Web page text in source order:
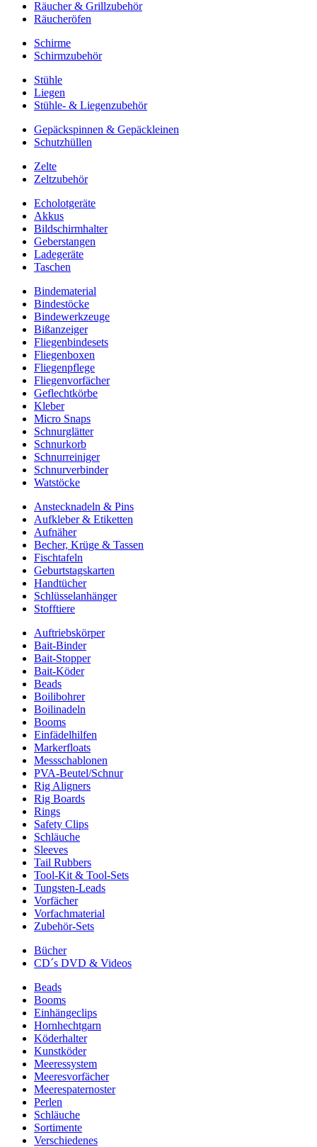
Räucher & Grillzubehör
Räucheröfen
Schirme
Schirmzubehör
Stühle
Liegen
Stühle- & Liegenzubehör
Gepäckspinnen & Gepäckleinen
Schutzhüllen
Zelte
Zeltzubehör
Echolotgeräte
Akkus
Bildschirmhalter
Geberstangen
Ladegeräte
Taschen
Bindematerial
Bindestöcke
Bindewerkzeuge
Bißanzeiger
Fliegenbindesets
Fliegenboxen
Fliegenpflege
Fliegenvorfächer
Geflechtkörbe
Kleber
Micro Snaps
Schnurglätter
Schnurkorb
Schnurreiniger
Schnurverbinder
Watstöcke
Anstecknadeln & Pins
Aufkleber & Etiketten
Aufnäher
Becher, Krüge & Tassen
Fischtafeln
Geburtstagskarten
Handtücher
Schlüsselanhänger
Stofftiere
Auftriebskörper
Bait-Binder
Bait-Stopper
Bait-Köder
Beads
Boilibohrer
Boilinadeln
Booms
Einfädelhilfen
Markerfloats
Messschablonen
PVA-Beutel/Schnur
Rig Aligners
Rig Boards
Rings
Safety Clips
Schläuche
Sleeves
Tail Rubbers
Tool-Kit & Tool-Sets
Tungsten-Leads
Vorfächer
Vorfachmaterial
Zubehör-Sets
Bücher
CD´s DVD & Videos
Beads
Booms
Einhängeclips
Hornhechtgarn
Köderhalter
Kunstköder
Meeressystem
Meeresvorfächer
Meerespaternoster
Perlen
Schläuche
Sortimente
Verschiedenes